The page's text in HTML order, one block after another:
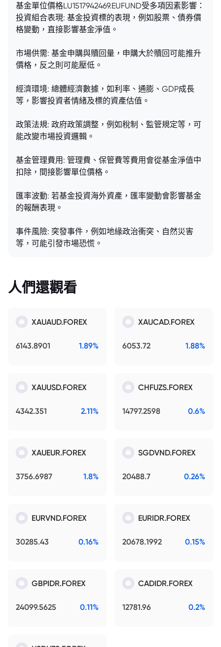
基金單位價格LU1517942469.EUFUND受多項因素影響：
投資組合表現: 基金投資標的表現，例如股票、債券價
格變動，直接影響基金淨值。
市場供需: 基金申購與贖回量，申購大於贖回可能推升
價格，反之則可能壓低。
經濟環境: 總體經濟數據，如利率、通膨、GDP成長
等，影響投資者情緒及標的資產估值。
政策法規: 政府政策調整，例如稅制、監管規定等，可
能改變市場投資邏輯。
基金管理費用: 管理費、保管費等費用會從基金淨值中
扣除，間接影響單位價格。
匯率波動: 若基金投資海外資產，匯率變動會影響基金
的報酬表現。
事件風險: 突發事件，例如地緣政治衝突、自然災害
等，可能引發市場恐慌。
人們還觀看
XAUAUD.FOREX
6143.8901 1.89%
XAUCAD.FOREX
6053.72 1.88%
XAUUSD.FOREX
4342.351 2.11%
CHFUZS.FOREX
14797.2598 0.6%
XAUEUR.FOREX
3756.6987 1.8%
SGDVND.FOREX
20488.7 0.26%
EURVND.FOREX
30285.43 0.16%
EURIDR.FOREX
20678.1992 0.15%
GBPIDR.FOREX
24099.5625 0.11%
CADIDR.FOREX
12781.96 0.2%